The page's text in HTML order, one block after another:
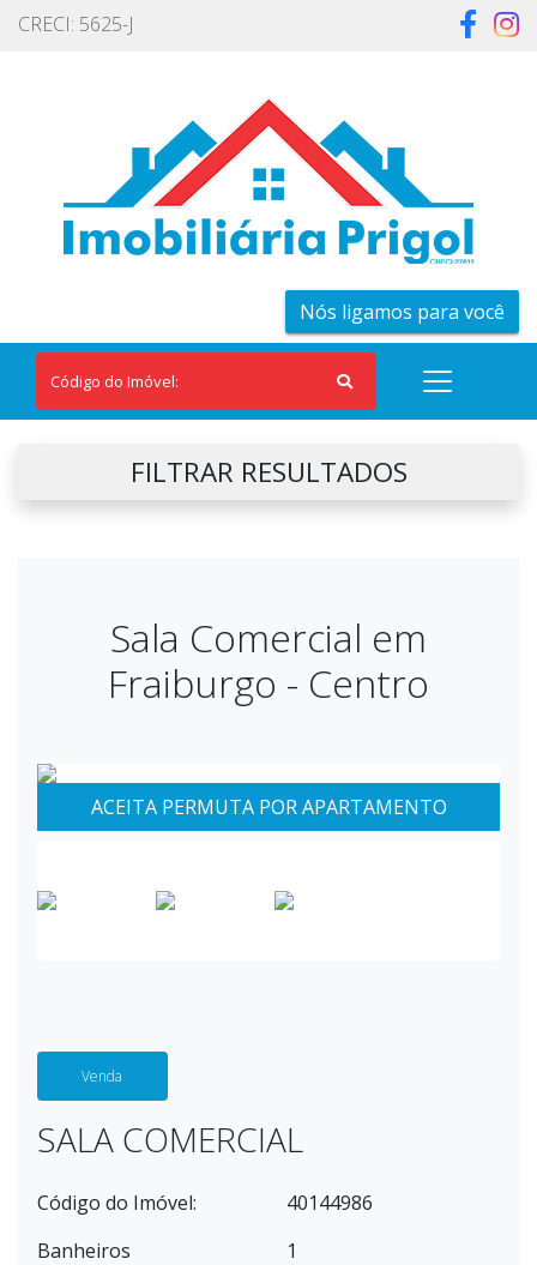
CRECI: 5625-J
Nós ligamos para você
FILTRAR RESULTADOS
Sala Comercial em
Fraiburgo - Centro
ACEITA PERMUTA POR APARTAMENTO
Venda
SALA COMERCIAL
Código do Imóvel:
40144986
Banheiros
1